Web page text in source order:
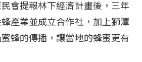
會提報林下經濟計畫後，三年
產業並成立合作社，加上獅潭
蜂的傳播，讓當地的蜂蜜更有